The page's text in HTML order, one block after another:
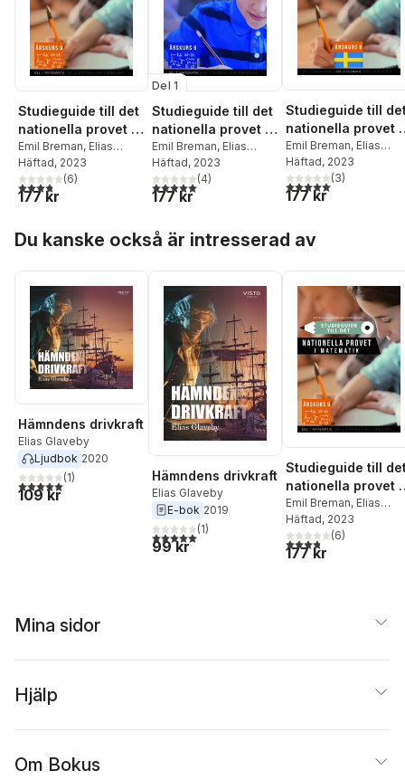
Studieguide till det
nationella provet i
Matematik årskurs
9
Emil Breman, Elias
Glaveby,Märta Glaveby
Häftad, 2023
3,8utav 5 stjärnor. Totalt antal röster:
(6)
177 kr
Del 1
Studieguide till det
nationella provet i
Matematik årskurs
6
Emil Breman, Elias
Glaveby,Märta Glaveby
Häftad, 2023
5,0utav 5 stjärnor. Totalt antal röster:
(4)
177 kr
Studieguide till
nationella provet i
Svenska årskurs 9
Emil Breman, Elias
Glaveby,Märta
Häftad, 2023
5,0utav 5 stjärnor.
(3)
177 kr
Du kanske också är intresserad av
Hämndens drivkraft
Elias Glaveby
Ljudbok 2020
5,0utav 5 stjärnor. Totalt antal röster:
(1)
109 kr
Hämndens drivkraft
Elias Glaveby
E-bok 2019
5,0utav 5 stjärnor. Totalt antal röster:
(1)
99 kr
Studieguide till
nationella provet i
Matematik årskurs
9
Emil Breman, Elias
Glaveby,Märta
Häftad, 2023
3,8utav 5 stjärnor.
(6)
177 kr
Mina sidor
Hjälp
Om Bokus